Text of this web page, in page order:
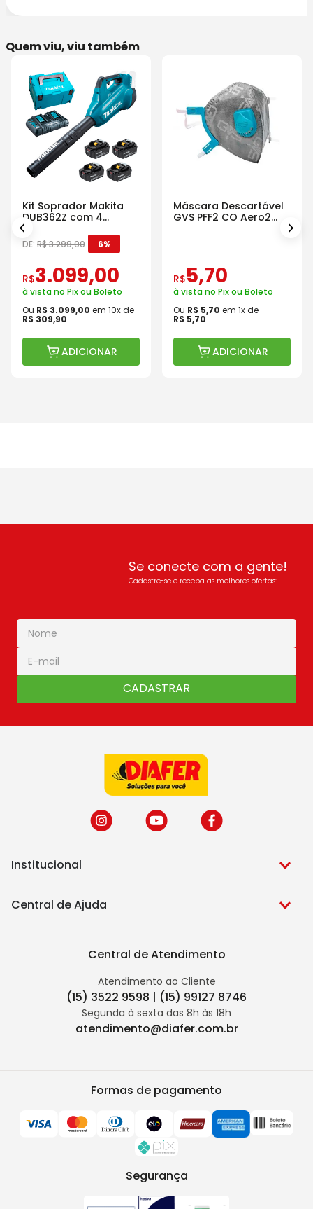
Quem viu, viu também
Kit Soprador Makita
DUB362Z com 4
Baterias Carregador e
Maleta
DE: R$3.299,00 6%
R$3.099,00
à vista no Pix ou Boleto
Ou R$ 3.099,00 em 10x de
R$ 309,90
ADICIONAR
Máscara Descartável
GVS PFF2 CO Aero2
R$5,70
à vista no Pix ou Boleto
Ou R$ 5,70 em 1x de
R$ 5,70
ADICIONAR
Se conecte com a gente!
Cadastre-se e receba as melhores ofertas:
CADASTRAR
Institucional
Central de Ajuda
Central de Atendimento
Atendimento ao Cliente
(15) 3522 9598 | (15) 99127 8746
Segunda à sexta das 8h às 18h
atendimento@diafer.com.br
Formas de pagamento
Segurança